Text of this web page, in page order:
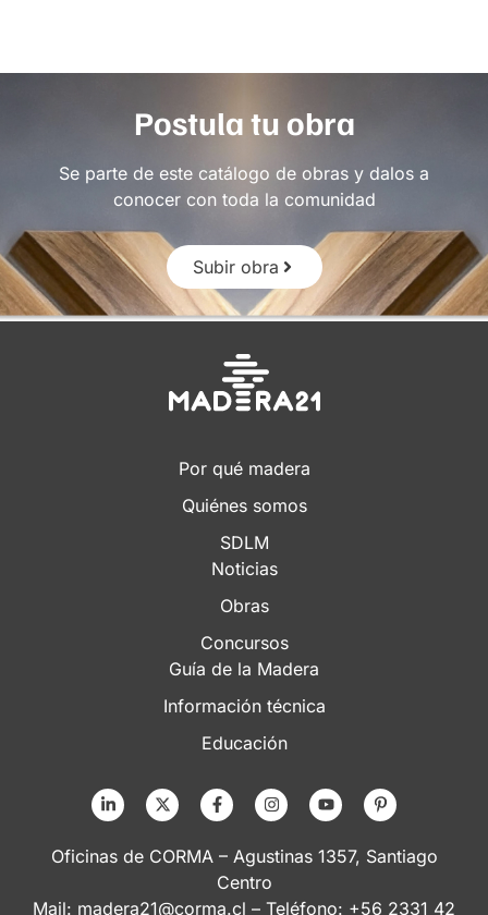
Postula tu obra
Se parte de este catálogo de obras y dalos a
conocer con toda la comunidad
Subir obra
Por qué madera
Quiénes somos
SDLM
Noticias
Obras
Concursos
Guía de la Madera
Información técnica
Educación
Oficinas de CORMA – Agustinas 1357, Santiago
Centro
Mail: madera21@corma.cl – Teléfono: +56 2331 42